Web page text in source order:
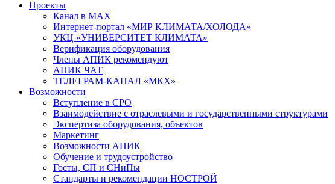
Проекты
Канал в MAX
Интернет-портал «МИР КЛИМАТА/ХОЛОДА»
УКЦ «УНИВЕРСИТЕТ КЛИМАТА»
Верификация оборудования
Члены АПИК рекомендуют
АПИК ЧАТ
ТЕЛЕГРАМ-КАНАЛ «МКХ»
Возможности
Вступление в СРО
Взаимодействие с отраслевыми и государственными структурами
Экспертиза оборудования, объектов
Маркетинг
Возможности АПИК
Обучение и трудоустройство
Госты, СП и СНиПы
Стандарты и рекомендации НОСТРОЙ